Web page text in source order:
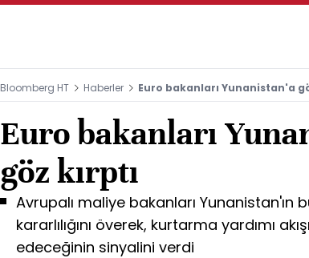
Bloomberg HT Haberler Euro bakanları Yunanistan'a
Euro bakanları
göz kırptı
Avrupalı maliye bakanları Yunanistan'ın
kararlılığını överek, kurtarma yardımı
edeceğinin sinyalini verdi